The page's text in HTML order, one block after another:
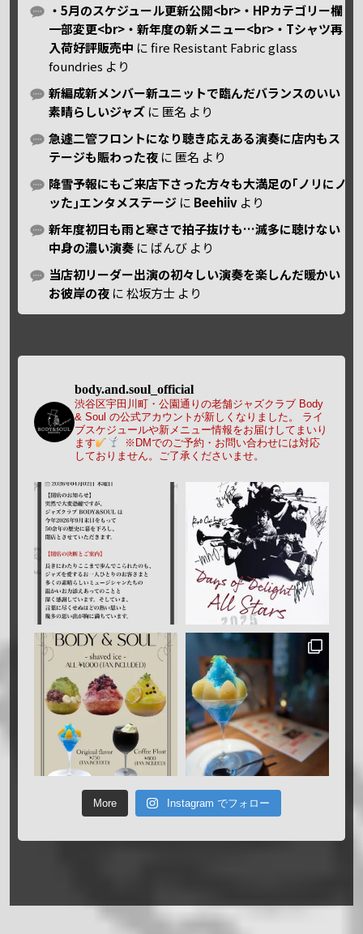
・5月のスケジュール更新公開<br>・HPカテゴリー欄
一部変更<br>・新年度の新メニュー<br>・Tシャツ再
入荷好評販売中 にfire Resistant Fabric glass
foundries より
新編成新メンバー新ユニットで臨んだバランスのいい
素晴らしいジャズ に 匿名 より
急遽二管フロントになり聴き応えある演奏に店内もス
テージも賑わった夜 に 匿名 より
降雪予報にもご来店下さった方々も大満足の｢ノリにノ
ッた｣エンタメステージ に Beehiiv より
新年度初日も雨と寒さで拍子抜けも…滅多に聴けない
中身の濃い演奏 に ばんび より
当店初リーダー出演の初々しい演奏を楽しんだ暖かい
お彼岸の夜 に松坂方士 より
body.and.soul_official
渋谷区宇田川町・公園通りの老舗ジャズクラブ Body
& Soul の公式アカウントが新しくなりました。
ライ
ブスケジュールや新メニュー情報をお届けしてまいり
ます
※DMでのご予約・お問い合わせには対応
しておりません。ご了承くださいませ。
More Instagram でフォロー